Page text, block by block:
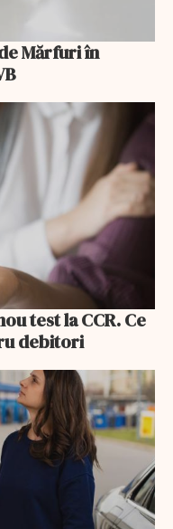
Mărfuri în
test la CCR. Ce
debitori